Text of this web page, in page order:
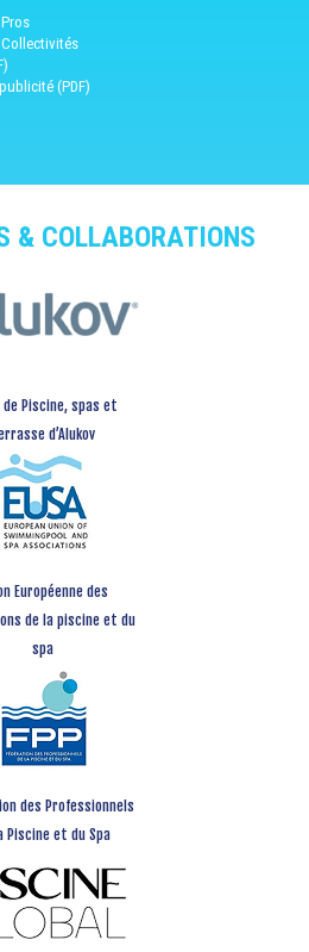
Collectivités
(PDF)
& COLLABORATIONS
de Piscine, spas et
d’Alukov
Européenne des
de la piscine et du
spa
des Professionnels
Piscine et du Spa